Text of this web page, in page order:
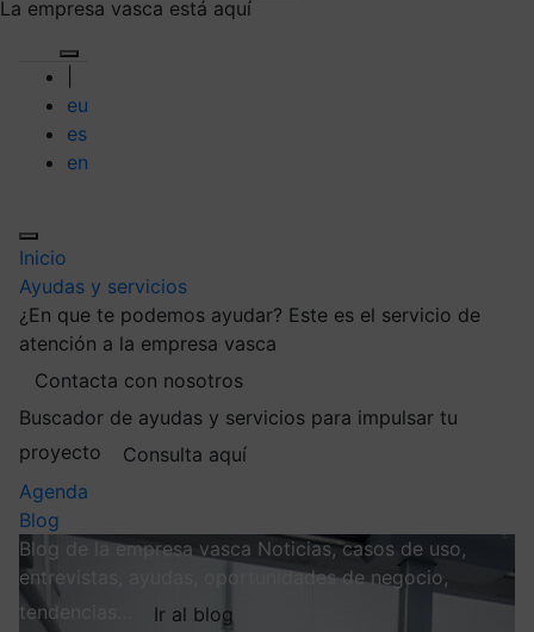
La empresa vasca está aquí
eu
es
en
Inicio
Ayudas y servicios
¿En que te podemos ayudar? Este es el servicio de
atención a la empresa vasca
Contacta con nosotros
Buscador de ayudas y servicios para impulsar tu
proyecto
Consulta aquí
Agenda
Blog
Blog de la empresa vasca Noticias, casos de uso,
entrevistas, ayudas, oportunidades de negocio,
tendencias…
Ir al blog